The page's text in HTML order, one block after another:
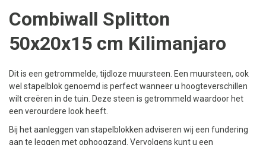
Combiwall Splitton
50x20x15 cm Kilimanjaro
Dit is een getrommelde, tijdloze muursteen. Een muursteen, ook
wel stapelblok genoemd is perfect wanneer u hoogteverschillen
wilt creëren in de tuin. Deze steen is getrommeld waardoor het
een verourdere look heeft.
Bij het aanleggen van stapelblokken adviseren wij een fundering
aan te leggen met ophoogzand. Vervolgens kunt u een